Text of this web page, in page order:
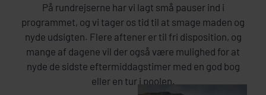
På rundrejserne har vi lagt små pauser ind i
programmet, og vi tager os tid til at smage maden og
nyde udsigten. Flere aftener er til fri disposition, og
mange af dagene vil der også være mulighed for at
nyde de sidste eftermiddagstimer med en god bog
eller en tur i poolen.